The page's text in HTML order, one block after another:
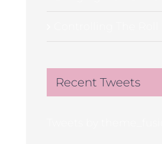
Recent Tweets